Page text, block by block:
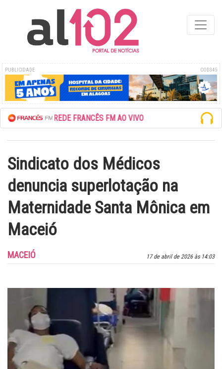
PUBLICIDADE COD345
ESCUTE A REDE FRANCÊS FM AO VIVO
Sindicato dos Médicos
denuncia superlotação na
Maternidade Santa Mônica em
Maceió
17 de abril de 2026 às 14:03
MACEIÓ